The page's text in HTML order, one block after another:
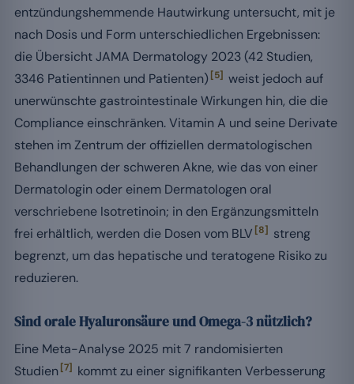
entzündungshemmende Hautwirkung untersucht, mit je
nach Dosis und Form unterschiedlichen Ergebnissen:
die Übersicht JAMA Dermatology 2023 (42 Studien,
3346 Patientinnen und Patienten) [5] weist jedoch auf
unerwünschte gastrointestinale Wirkungen hin, die die
Compliance einschränken. Vitamin A und seine Derivate
stehen im Zentrum der offiziellen dermatologischen
Behandlungen der schweren Akne, wie das von einer
Dermatologin oder einem Dermatologen oral
verschriebene Isotretinoin; in den Ergänzungsmitteln
frei erhältlich, werden die Dosen vom BLV [8]
streng
begrenzt, um das hepatische und teratogene Risiko zu
reduzieren.
Sind orale Hyaluronsäure und Omega-3 nützlich?
Eine Meta-Analyse 2025 mit 7 randomisierten
Studien [7]
kommt zu einer signifikanten Verbesserung